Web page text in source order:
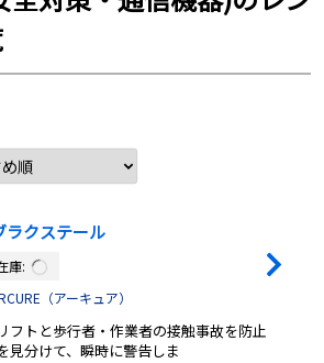
ラクステール
庫:
（アーキュア）
フトと歩行者・作業者の接触事故を防止
見分けて、瞬時に警告しま